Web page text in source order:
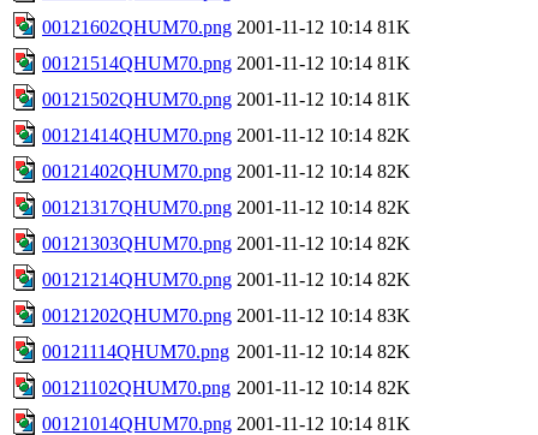
00121602QHUM70.png 2001-11-12 10:14 81K
00121514QHUM70.png 2001-11-12 10:14 81K
00121502QHUM70.png 2001-11-12 10:14 81K
00121414QHUM70.png 2001-11-12 10:14 82K
00121402QHUM70.png 2001-11-12 10:14 82K
00121317QHUM70.png 2001-11-12 10:14 82K
00121303QHUM70.png 2001-11-12 10:14 82K
00121214QHUM70.png 2001-11-12 10:14 82K
00121202QHUM70.png 2001-11-12 10:14 83K
00121114QHUM70.png 2001-11-12 10:14 82K
00121102QHUM70.png 2001-11-12 10:14 82K
00121014QHUM70.png 2001-11-12 10:14 81K